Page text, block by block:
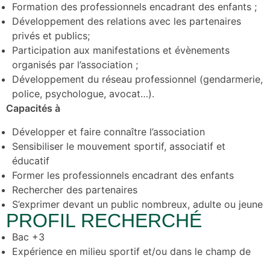
Formation des professionnels encadrant des enfants ;
Développement des relations avec les partenaires
privés et publics;
Participation aux manifestations et évènements
organisés par l’association ;
Développement du réseau professionnel (gendarmerie,
police, psychologue, avocat…).
Capacités à
Développer et faire connaître l’association
Sensibiliser le mouvement sportif, associatif et
éducatif
Former les professionnels encadrant des enfants
Rechercher des partenaires
S’exprimer devant un public nombreux, adulte ou jeune
PROFIL RECHERCHÉ
Bac +3
Expérience en milieu sportif et/ou dans le champ de